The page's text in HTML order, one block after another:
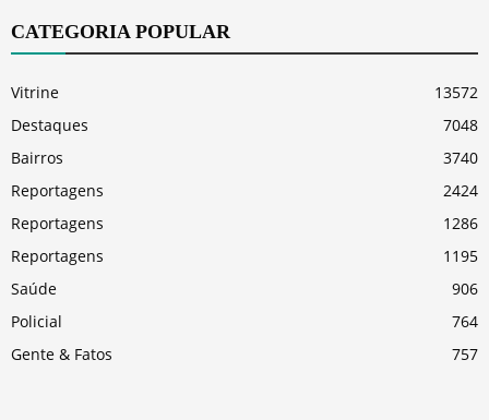
CATEGORIA POPULAR
Vitrine
13572
Destaques
7048
Bairros
3740
Reportagens
2424
Reportagens
1286
Reportagens
1195
Saúde
906
Policial
764
Gente & Fatos
757